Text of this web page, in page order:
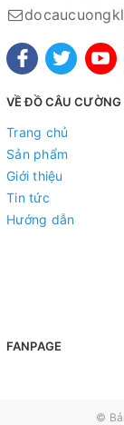
VỀ ĐỒ CÂU CƯỜNG
Trang chủ
Sản phẩm
Giới thiệu
Tin tức
Hướng dẫn
FANPAGE
©